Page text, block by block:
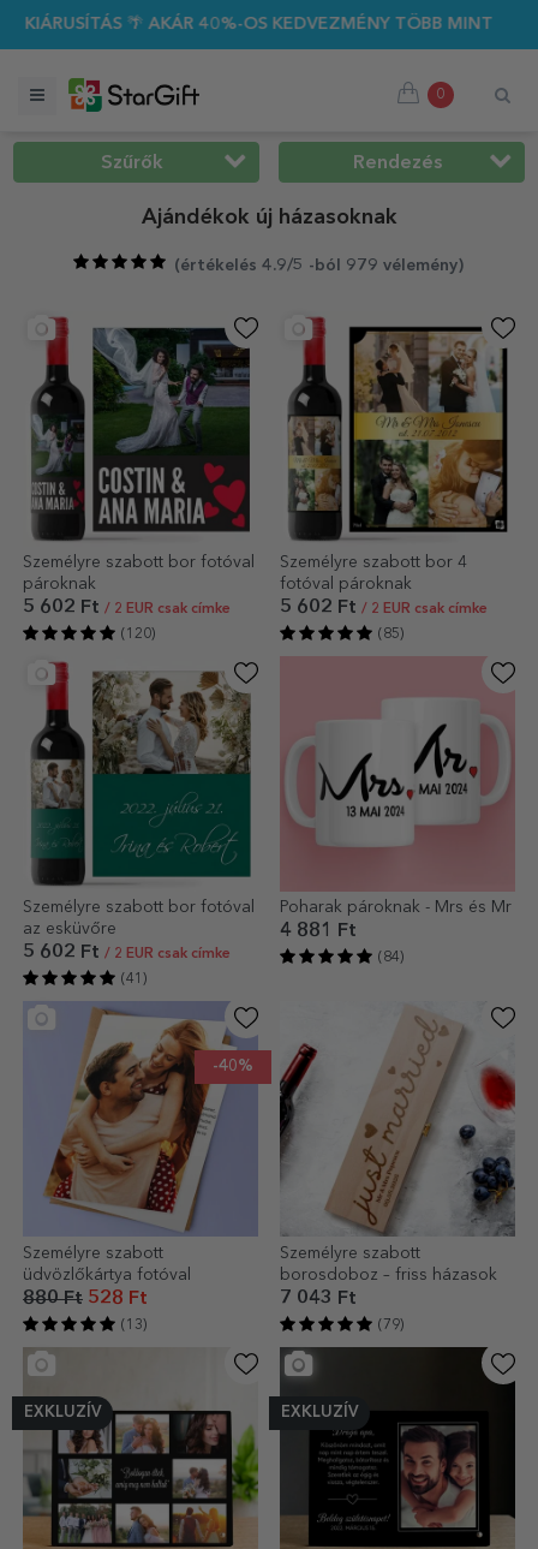
KEDVEZMÉNY TÖBB MINT 100 SZEMÉLYRE SZABOTT
0
Szűrők Rendezés
Ajándékok új házasoknak
(értékelés 4.9/5 -ból 979 vélemény)
Személyre szabott bor fotóval
pároknak
5 602 Ft / 2 EUR csak címke
(120)
Személyre szabott bor 4
fotóval pároknak
5 602 Ft / 2 EUR csak címke
(85)
Személyre szabott bor fotóval
az esküvőre
5 602 Ft / 2 EUR csak címke
(41)
Poharak pároknak - Mrs és Mr
4 881 Ft
(84)
-40%
Személyre szabott
üdvözlőkártya fotóval
880 Ft 528 Ft
(13)
Személyre szabott
borosdoboz – friss házasok
7 043 Ft
(79)
EXKLUZÍV EXKLUZÍV